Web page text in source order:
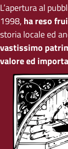
L’apertura al
1998, ha reso
storia locale ed
vastissimo
valore ed